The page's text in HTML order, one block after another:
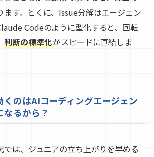
ます。とくに、Issue分解はエージェン
Codeのように型化すると、回転
判断の標準化がスピードに直結しま
くのはAIコーディングエージェン
なるから？
では、ジュニアの立ち上がりを早める